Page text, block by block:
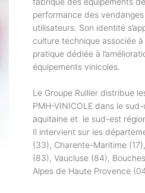
performance des
utilisateurs. Son identité
culture technique associée
pratique dédiée à
équipements vinicoles.
Le Groupe Rullier distribue
PMH-VINICOLE dans le
aquitaine et le sud-est
Il intervient sur les
(33), Charente-Maritime
(83), Vaucluse (84),
Alpes de Haute Provence